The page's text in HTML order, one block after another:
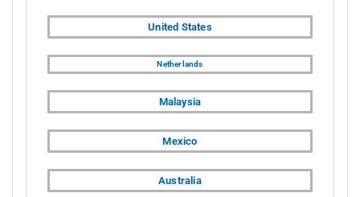
United States
Netherlands
Malaysia
Mexico
Australia